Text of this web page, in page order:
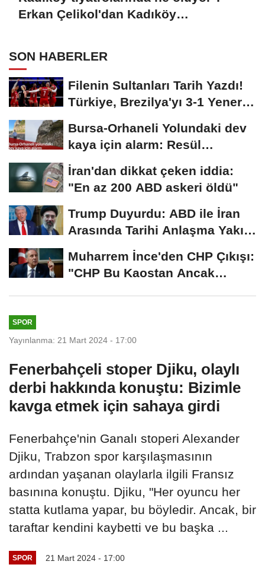
Erkan Çelikol'dan Kadıköy
SON HABERLER
Filenin Sultanları Tarih Yazdı!
Türkiye, Brezilya'yı 3-1 Yenerek
Bursa-Orhaneli Yolundaki dev
kaya için alarm: Resül
Kaplan'dan yetkililere...
İran'dan dikkat çeken iddia:
"En az 200 ABD askeri öldü"
Trump Duyurdu: ABD ile İran
Arasında Tarihi Anlaşma Yakın!
Muharrem İnce'den CHP Çıkışı:
"CHP Bu Kaostan Ancak
SPOR
Yayınlanma: 21 Mart 2024 - 17:00
Fenerbahçeli stoper Djiku, olaylı
derbi hakkında konuştu: Bizimle
kavga etmek için sahaya girdi
Fenerbahçe'nin Ganalı stoperi Alexander
Djiku, Trabzon spor karşılaşmasının
ardından yaşanan olaylarla ilgili Fransız
basınına konuştu. Djiku, "Her oyuncu her
statta kutlama yapar, bu böyledir. Ancak, bir
taraftar kendini kaybetti ve bu başka ...
SPOR 21 Mart 2024 - 17:00